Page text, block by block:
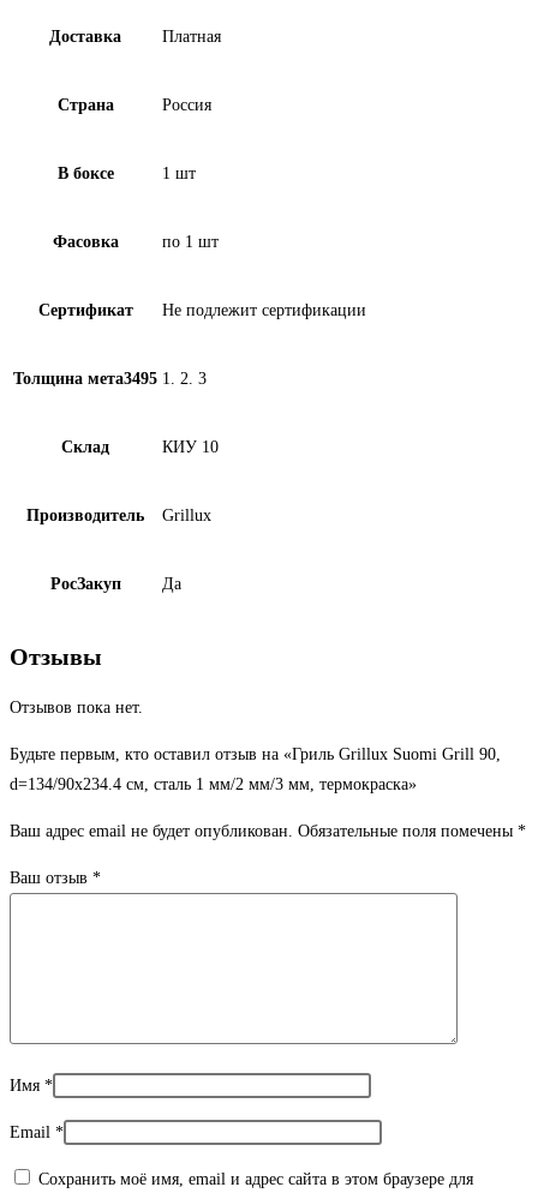
Доставка Платная
Страна Россия
В боксе 1 шт
Фасовка по 1 шт
Сертификат Не подлежит сертификации
Толщина мета3495 1. 2. 3
Склад КИУ 10
Производитель Grillux
РосЗакуп Да
Отзывы
Отзывов пока нет.
Будьте первым, кто оставил отзыв на «Гриль Grillux Suomi Grill 90,
d=134/90х234.4 см, сталь 1 мм/2 мм/3 мм, термокраска»
Ваш адрес email не будет опубликован. Обязательные поля помечены *
Ваш отзыв *
Имя *
Email *
Сохранить моё имя, email и адрес сайта в этом браузере для